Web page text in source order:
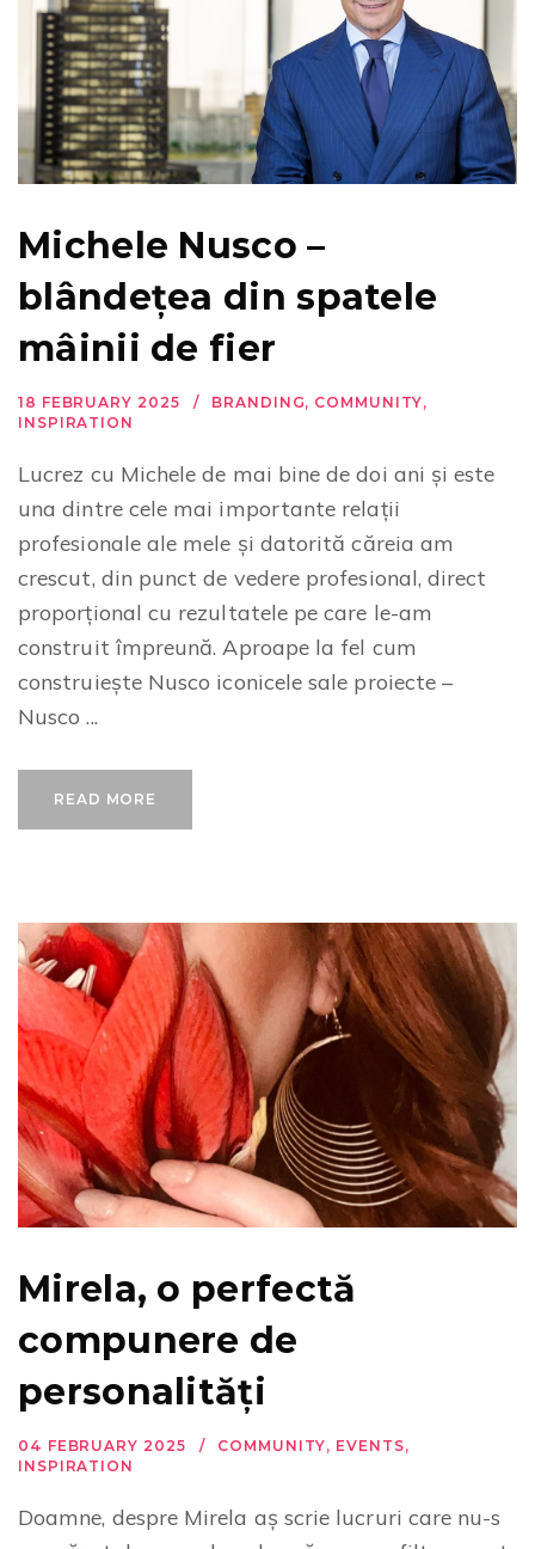
Michele Nusco –
blândețea din spatele
mâinii de fier
18 FEBRUARY 2025 BRANDING, COMMUNITY,
INSPIRATION
Lucrez cu Michele de mai bine de doi ani și este
una dintre cele mai importante relații
profesionale ale mele și datorită căreia am
crescut, din punct de vedere profesional, direct
proporțional cu rezultatele pe care le-am
construit împreună. Aproape la fel cum
construiește Nusco iconicele sale proiecte –
Nusco ...
READ MORE
Mirela, o perfectă
compunere de
personalități
04 FEBRUARY 2025 COMMUNITY, EVENTS,
INSPIRATION
Doamne, despre Mirela aș scrie lucruri care nu-s